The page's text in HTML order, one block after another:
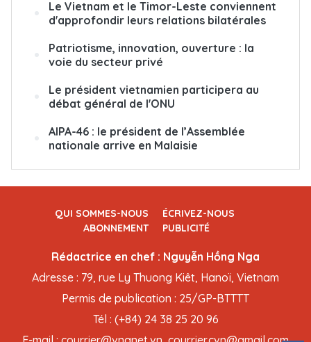
Le Vietnam et le Timor-Leste conviennent
d'approfondir leurs relations bilatérales
Patriotisme, innovation, ouverture : la
voie du secteur privé
Le président vietnamien participera au
débat général de l'ONU
AIPA-46 : le président de l’Assemblée
nationale arrive en Malaisie
QUI SOMMES-NOUS
ÉCRIVEZ-NOUS
ABONNEMENT
PUBLICITÉ
Rédactrice en chef : Nguyễn Hồng Nga
Adresse : 79, rue Ly Thuong Kiêt, Hanoï, Vietnam
Permis de publication : 25/GP-BTTTT
Tél : (+84) 24 38 25 20 96